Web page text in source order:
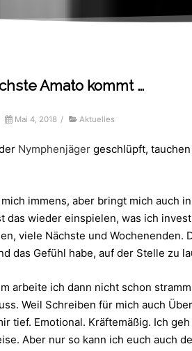
Amato kommt …
Mai 4, 2018 / Aktuelles
Nymphenjäger geschlüpft,
immens, aber bringt mich auch
das wieder einspielen, was ich
viele Nächste und
das Gefühl habe, auf der Stelle zu
arbeite ich dann nicht schon
Weil Schreiben für mich auch
tief. Emotional. Kräftemäßig. Ich
Aber nur so kann ich euch auch